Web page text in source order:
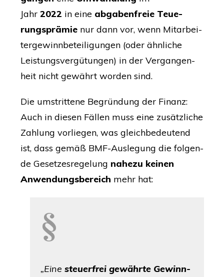
Jahr 2022 in eine abga­ben­freie Teue­
rungs­prä­mie nur dann vor, wenn Mit­ar­bei­
ter­ge­winn­be­tei­li­gungen (oder ähn­li­che
Leis­tungs­ver­gü­tun­gen) in der Ver­gan­gen­
heit nicht gewährt wor­den sind.
Die umstrit­te­ne Begrün­dung der Finanz:
Auch in die­sen Fäl­len muss eine zusätz­li­che
Zah­lung vor­lie­gen, was gleich­be­deu­tend
ist, dass gemäß BMF-Aus­le­gung die fol­gen­
de Geset­zes­re­ge­lung nahe­zu kei­nen
Anwen­dungs­be­reich mehr hat:
§
„Eine steu­er­frei gewähr­te Gewinn­